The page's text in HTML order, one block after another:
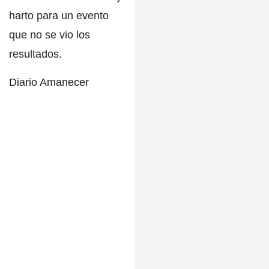
harto para un evento
que no se vio los
resultados.
Diario Amanecer